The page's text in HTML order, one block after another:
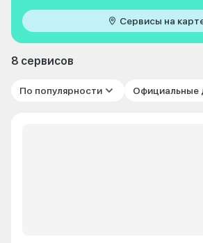
Сервисы на
8 сервисов
По популярности Официальные